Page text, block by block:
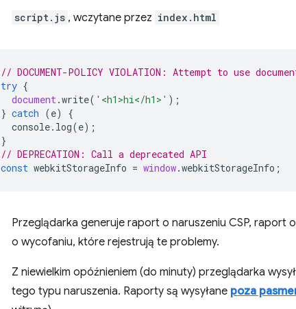
script.js , wczytane przez index.html
// DOCUMENT-POLICY VIOLATION: Attempt to use
try {
document.write( '<h1>hi</h1>' );
} catch (e)
{
console. log(e);
}
// DEPRECATION: Call a deprecated API
const webkitStorageInfo = window.webkitStorageInfo ;
Przeglądarka generuje raport o naruszeniu CSP,
o wycofaniu, które rejestrują te problemy.
Z niewielkim opóźnieniem (do minuty) przeglądarka
tego typu naruszenia. Raporty są wysyłane poza